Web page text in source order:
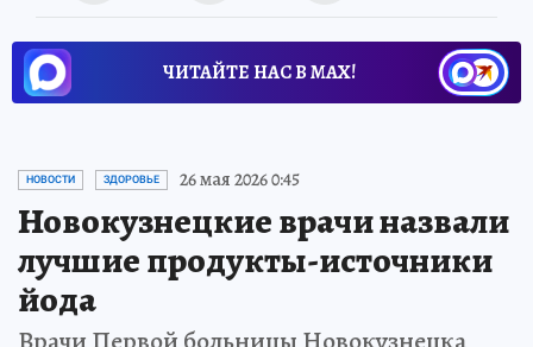
ЧИТАЙТЕ НАС В МАХ!
НОВОСТИ ЗДОРОВЬЕ 26 мая 2026 0:45
Новокузнецкие врачи назвали
лучшие продукты-источники
йода